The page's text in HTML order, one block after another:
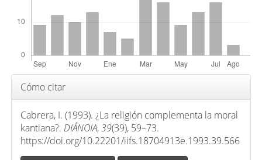
i
p
Detalles
del
artículo
Cómo citar
Cabrera, I. (1993). ¿La religión complementa la moral
kantiana?. DIÁNOIA,39(39), 59–73.
https://doi.org/10.22201/iifs.18704913e.1993.39.566